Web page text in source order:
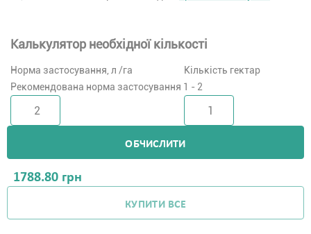
Калькулятор необхідної кількості
Норма застосування, л /га
Кількість гектар
Рекомендована норма застосування 1 - 2
ОБЧИСЛИТИ
1788.80 грн
КУПИТИ ВСЕ